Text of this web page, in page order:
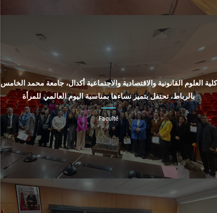
كلية العلوم القانونية والاقتصادية والاجتماعية أكدال، جامعة محمد الخامس
بالرباط، تحتفل بتميز نساءها بمناسبة اليوم العالمي للمرأة
Faculté